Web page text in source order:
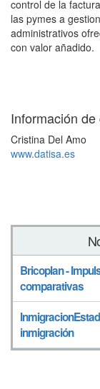
control de la
las pymes a
administrativos
con valor añadido.
Información de
Cristina Del Amo
www.datisa.es
Bricoplan -
comparativas
inmigración